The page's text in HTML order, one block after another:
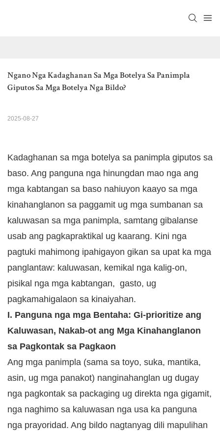
Ngano Nga Kadaghanan Sa Mga Botelya Sa Panimpla
Giputos Sa Mga Botelya Nga Bildo?
2025-08-27
Kadaghanan sa mga botelya sa panimpla giputos sa
baso. Ang panguna nga hinungdan mao nga ang
mga kabtangan sa baso nahiuyon kaayo sa mga
kinahanglanon sa paggamit ug mga sumbanan sa
kaluwasan sa mga panimpla, samtang gibalanse
usab ang pagkapraktikal ug kaarang. Kini nga
pagtuki mahimong ipahigayon gikan sa upat ka mga
panglantaw: kaluwasan, kemikal nga kalig-on,
pisikal nga mga kabtangan, gasto, ug
pagkamahigalaon sa kinaiyahan.
I. Panguna nga mga Bentaha: Gi-prioritize ang
Kaluwasan, Nakab-ot ang Mga Kinahanglanon
sa Pagkontak sa Pagkaon
Ang mga panimpla (sama sa toyo, suka, mantika,
asin, ug mga panakot) nanginahanglan ug dugay
nga pagkontak sa packaging ug direkta nga gigamit,
nga naghimo sa kaluwasan nga usa ka panguna
nga prayoridad. Ang bildo nagtanyag dili mapulihan